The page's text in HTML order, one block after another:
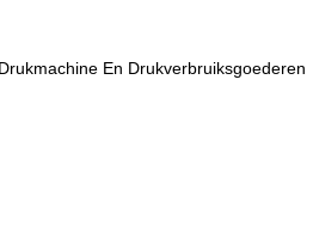
En Drukverbruiksgoederen